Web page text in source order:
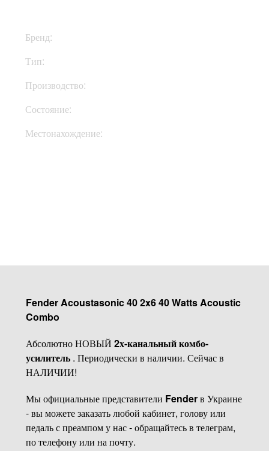
Бренд:
Тип:
Производство:
Состояние:
Местонахождение:
Fender Acoustasonic 40 2x6 40 Watts Acoustic
Combo
Абсолютно НОВЫЙ 2х-канальный комбо-
усилитель . Периодически в наличии. Сейчас в
НАЛИЧИИ!
Мы официальные представители Fenderв Украине
- вы можете заказать любой кабинет, голову или
педаль с преампом у нас - обращайтесь в телеграм,
по телефону или на почту.